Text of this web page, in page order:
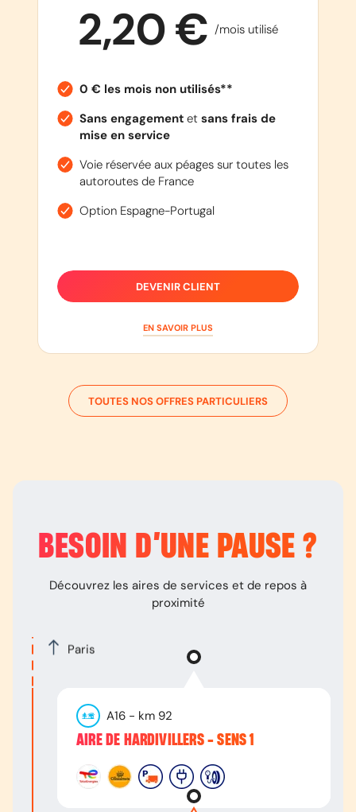
2,20 € /mois utilisé
0 € les mois non utilisés**
Sans engagementet sans frais de
mise en service
Voie réservée aux péages sur toutes les
autoroutes de France
Option Espagne-Portugal
DEVENIR CLIENT
EN SAVOIR PLUS
TOUTES NOS OFFRES PARTICULIERS
BESOIN D’UNE PAUSE ?
Découvrez les aires de services et de repos à
proximité
Paris
A16 - km 92
AIRE DE HARDIVILLERS - SENS 1